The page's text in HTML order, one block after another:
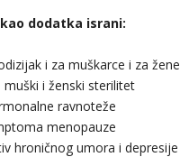
dodatka israni:
i za muškarce i za žene
i ženski sterilitet
ravnoteže
menopauze
hroničnog umora i depresije